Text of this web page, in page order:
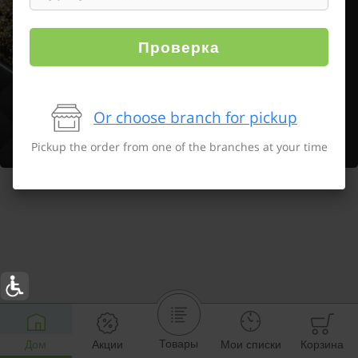
Дом Акции Товары Мои списки Корзина
Проверка
Or choose branch for pickup
Pickup the order from one of the branches at your time